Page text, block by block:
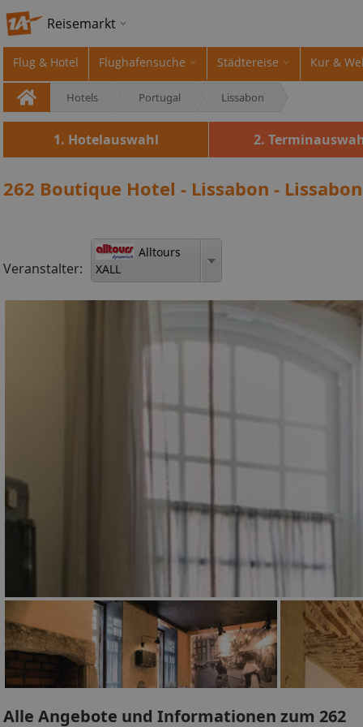
Reisemarkt
Flug & Hotel Flughafensuche Städtereise Kur &
Hotels Portugal Lissabon
1. Hotelauswahl 2.
262 Boutique Hotel - Lissabon - Lissabon
Veranstalter:
Alltours
XALL
Alle Angebote und Informationen zum 262